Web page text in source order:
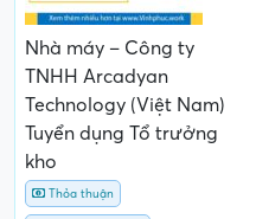
Nhà máy – Công ty
TNHH Arcadyan
Technology (Việt Nam)
Tuyển dụng Tổ trưởng
kho
Thỏa thuận